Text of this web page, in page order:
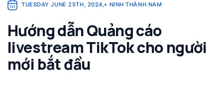
TUESDAY JUNE 25TH, 2024,• NINH THÀNH NAM
Hướng dẫn Quảng cáo
livestream TikTok cho người
mới bắt đầu